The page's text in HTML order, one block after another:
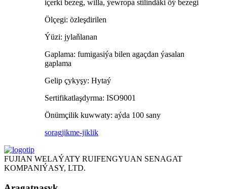
içerki bezeg, willa, ýewropa stilindäki öý bezegi
Ölçegi: özleşdirilen
Ýüzi: jylaňlanan
Gaplama: fumigasiýa bilen agaçdan ýasalan
gaplama
Gelip çykyşy: Hytaý
Sertifikatlaşdyrma: ISO9001
Önümçilik kuwwaty: aýda 100 sany
soragjikme-jiklik
FUJIAN WELAÝATY RUIFENGYUAN SENAGAT
KOMPANIÝASY, LTD.